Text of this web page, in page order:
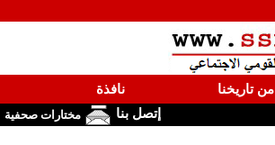
من تاريخنا نافذة
إتصل بنا مختارات صحفية